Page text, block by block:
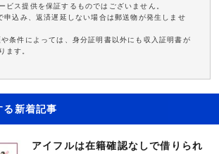
ビス提供を保証するものではございません。
申込み、返済遅延しない場合は郵送物が発生しませ
条件によっては、身分証明書以外にも収入証明書が
ます。
る新着記事
アイフルは在籍確認なしで借りられ